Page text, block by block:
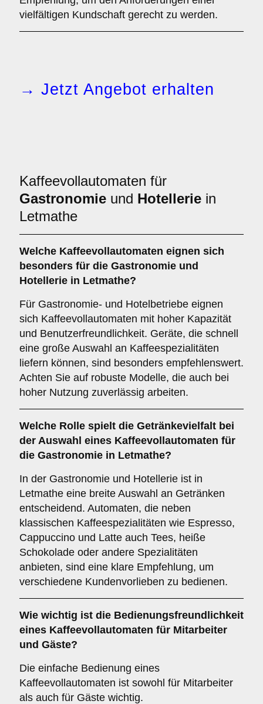
vielfältigen Kundschaft gerecht zu werden.
→ Jetzt Angebot erhalten
Kaffeevollautomaten für
Gastronomie und Hotellerie in
Letmathe
Welche Kaffeevollautomaten eignen sich
besonders für die Gastronomie und
Hotellerie in Letmathe?
Für Gastronomie- und Hotelbetriebe eignen
sich Kaffeevollautomaten mit hoher Kapazität
und Benutzerfreundlichkeit. Geräte, die schnell
eine große Auswahl an Kaffeespezialitäten
liefern können, sind besonders empfehlenswert.
Achten Sie auf robuste Modelle, die auch bei
hoher Nutzung zuverlässig arbeiten.
Welche Rolle spielt die Getränkevielfalt bei
der Auswahl eines Kaffeevollautomaten für
die Gastronomie in Letmathe?
In der Gastronomie und Hotellerie ist in
Letmathe eine breite Auswahl an Getränken
entscheidend. Automaten, die neben
klassischen Kaffeespezialitäten wie Espresso,
Cappuccino und Latte auch Tees, heiße
Schokolade oder andere Spezialitäten
anbieten, sind eine klare Empfehlung, um
verschiedene Kundenvorlieben zu bedienen.
Wie wichtig ist die Bedienungsfreundlichkeit
eines Kaffeevollautomaten für Mitarbeiter
und Gäste?
Die einfache Bedienung eines
Kaffeevollautomaten ist sowohl für Mitarbeiter
als auch für Gäste wichtig.